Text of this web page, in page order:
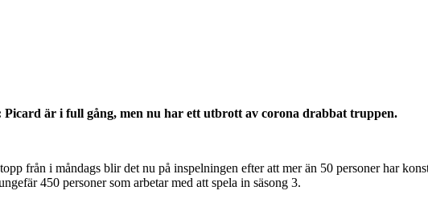
Picard är i full gång, men nu har ett utbrott av corona drabbat truppen.
från i måndags blir det nu på inspelningen efter att mer än 50 personer har
450 personer som arbetar med att spela in säsong 3.